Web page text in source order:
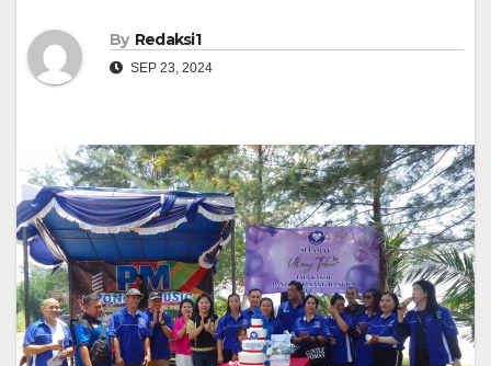
By Redaksi1
SEP 23, 2024